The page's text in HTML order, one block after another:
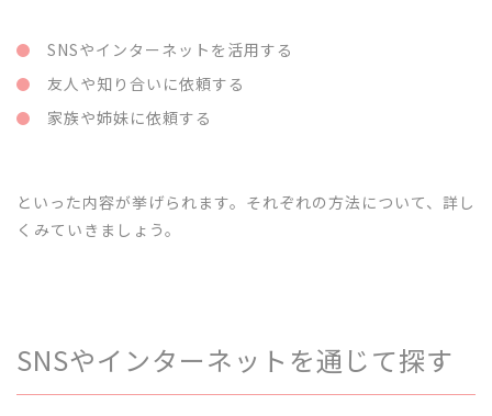
SNSやインターネットを活用する
友人や知り合いに依頼する
家族や姉妹に依頼する
といった内容が挙げられます。それぞれの方法について、詳し
くみていきましょう。
SNSやインターネットを通じて探す